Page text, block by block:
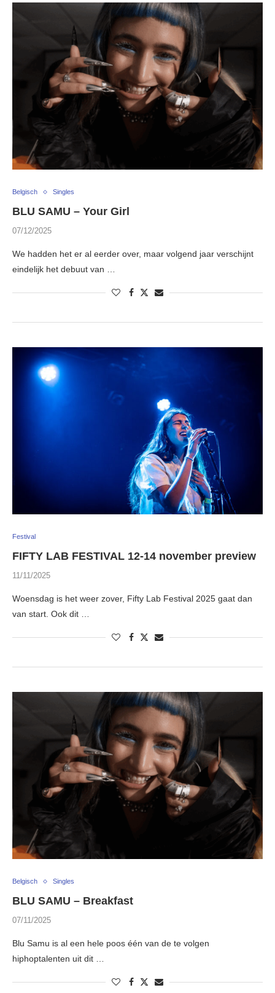
Belgisch Singles
BLU SAMU – Your Girl
07/12/2025
We hadden het er al eerder over, maar volgend jaar verschijnt
eindelijk het debuut van …
Festival
FIFTY LAB FESTIVAL 12-14 november preview
11/11/2025
Woensdag is het weer zover, Fifty Lab Festival 2025 gaat dan
van start. Ook dit …
Belgisch Singles
BLU SAMU – Breakfast
07/11/2025
Blu Samu is al een hele poos één van de te volgen
hiphoptalenten uit dit …